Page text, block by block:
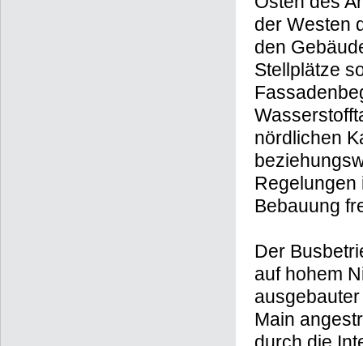
der Westen
den
Stellplätze
nördlichen
Bebauung
Der
auf hohem
Main